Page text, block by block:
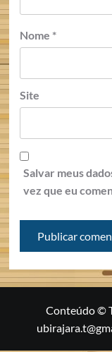
Nome *
Site
Salvar meus
vez que eu
Conteúdo ©